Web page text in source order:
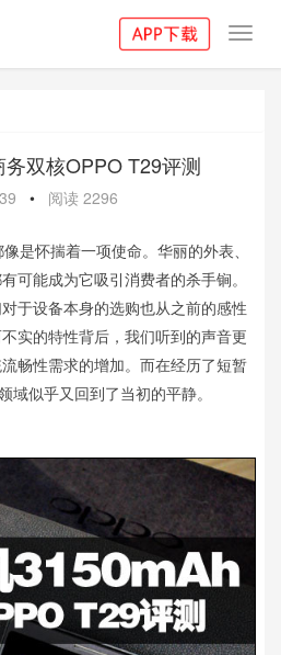
双核OPPO T29评测
• 阅读 2296
是怀揣着一项使命。华丽的外表、
可能成为它吸引消费者的杀手锏。
于设备本身的选购也从之前的感性
实的特性背后，我们听到的声音更
畅性需求的增加。而在经历了短暂
域似乎又回到了当初的平静。